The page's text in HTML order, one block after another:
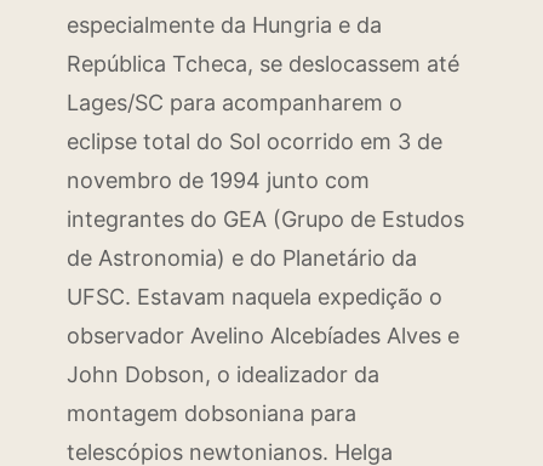
especialmente da Hungria e da
República Tcheca, se deslocassem até
Lages/SC para acompanharem o
eclipse total do Sol ocorrido em 3 de
novembro de 1994 junto com
integrantes do GEA (Grupo de Estudos
de Astronomia) e do Planetário da
UFSC. Estavam naquela expedição o
observador Avelino Alcebíades Alves e
John Dobson, o idealizador da
montagem dobsoniana para
telescópios newtonianos. Helga